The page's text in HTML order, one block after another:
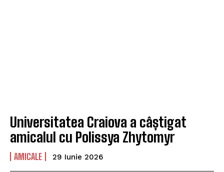
Universitatea Craiova a câștigat
amicalul cu Polissya Zhytomyr
AMICALE 29 Iunie 2026